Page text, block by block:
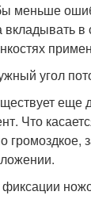
меньше
угол
Что